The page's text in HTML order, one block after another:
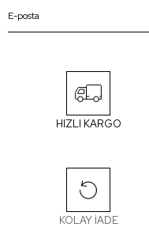
HIZLI KARGO
KOLAY İADE